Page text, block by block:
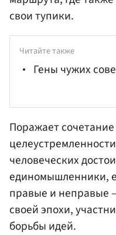
свои тупики.
Читайте также
Гены чужих
Поражает
человеческих
единомышленники,
правые и неправые
своей эпохи,
борьбы идей.